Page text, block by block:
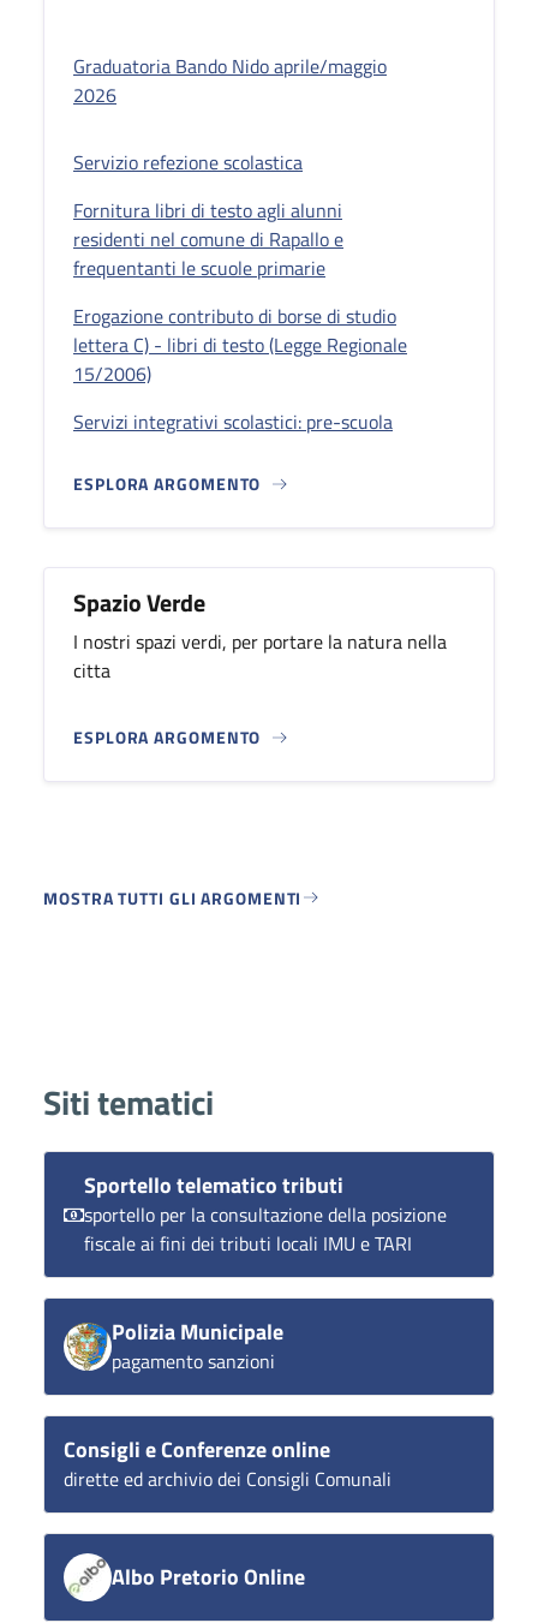
Graduatoria Bando Nido aprile/maggio
2026
Servizio refezione scolastica
Fornitura libri di testo agli alunni
residenti nel comune di Rapallo e
frequentanti le scuole primarie
Erogazione contributo di borse di studio
lettera C) - libri di testo (Legge Regionale
15/2006)
Servizi integrativi scolastici: pre-scuola
ESPLORA ARGOMENTO
Spazio Verde
I nostri spazi verdi, per portare la natura nella
citta
ESPLORA ARGOMENTO
MOSTRA TUTTI GLI ARGOMENTI
Siti tematici
Sportello telematico tributi
sportello per la consultazione della posizione
fiscale ai fini dei tributi locali IMU e TARI
Polizia Municipale
pagamento sanzioni
Consigli e Conferenze online
dirette ed archivio dei Consigli Comunali
Albo Pretorio Online